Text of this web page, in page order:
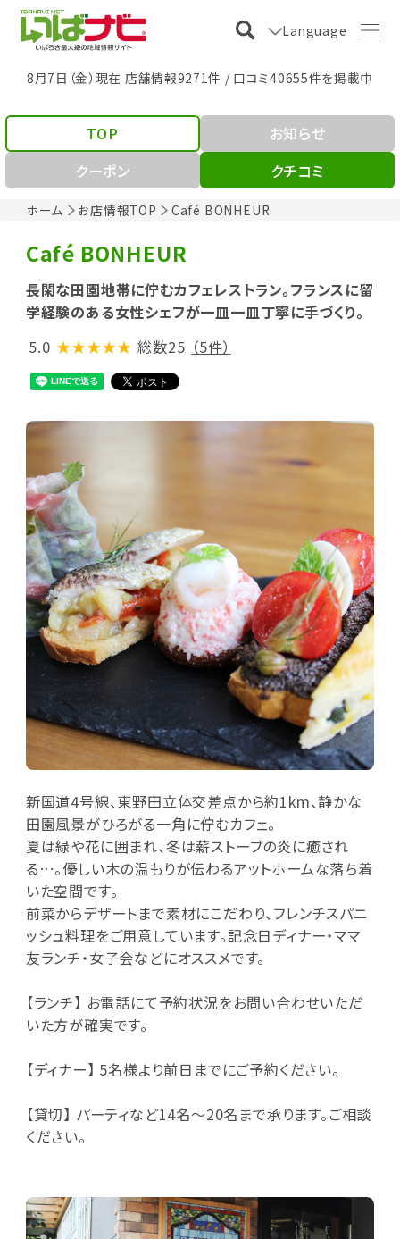
Language
8月7日（金）現在 店舗情報9271件 / 口コミ40655件を掲載中
ホーム お店情報TOP Café BONHEUR
TOP
お知らせ
クーポン
クチコミ
Café BONHEUR
長閑な田園地帯に佇むカフェレストラン。フランスに留
学経験のある女性シェフが一皿一皿丁寧に手づくり。
5.0 ★★★★★ 総数25 （5件）
新国道4号線、東野田立体交差点から約1km、静かな
田園風景がひろがる一角に佇むカフェ。
夏は緑や花に囲まれ、冬は薪ストーブの炎に癒され
る…。優しい木の温もりが伝わるアットホームな落ち着
いた空間です。
前菜からデザートまで素材にこだわり、フレンチスパニ
ッシュ料理をご用意しています。記念日ディナー・ママ
友ランチ・女子会などにオススメです。
【ランチ】 お電話にて予約状況をお問い合わせいただ
いた方が確実です。
【ディナー】 5名様より前日までにご予約ください。
【貸切】 パーティなど14名～20名まで承ります。ご相談
ください。